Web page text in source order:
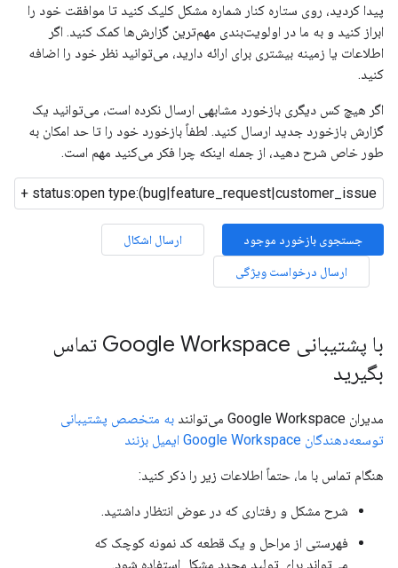
پیدا کردید، روی ستاره کنار شماره مشکل کلیک کنید تا موافقت خود را
ابراز کنید و به ما در اولویت‌بندی مهم‌ترین گزارش‌ها کمک کنید. اگر
اطلاعات یا زمینه بیشتری برای ارائه دارید، می‌توانید نظر خود را اضافه
کنید.
اگر هیچ کس دیگری بازخورد مشابهی ارسال نکرده است، می‌توانید یک
گزارش بازخورد جدید ارسال کنید. لطفاً بازخورد خود را تا حد امکان به
طور خاص شرح دهید، از جمله اینکه چرا فکر می‌کنید مهم است.
جستجوی بازخورد موجود
ارسال اشکال
ارسال درخواست ویژگی
با پشتیبانی Google Workspace تماس
بگیرید
مدیران Google Workspace می‌توانند
به متخصص پشتیبانی
توسعه‌دهندگان Google Workspace ایمیل بزنند
هنگام تماس با ما، حتماً اطلاعات زیر را ذکر کنید:
شرح مشکل و رفتاری که در عوض انتظار داشتید.
فهرستی از مراحل و یک قطعه کد نمونه کوچک که
می‌تواند برای تولید مجدد مشکل استفاده شود.